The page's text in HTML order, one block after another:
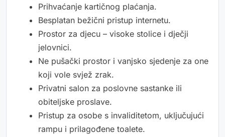
Prihvaćanje kartičnog plaćanja.
Besplatan bežični pristup internetu.
Prostor za djecu – visoke stolice i dječji
jelovnici.
Ne pušački prostor i vanjsko sjedenje za one
koji vole svjež zrak.
Privatni salon za poslovne sastanke ili
obiteljske proslave.
Pristup za osobe s invaliditetom, uključujući
rampu i prilagođene toalete.